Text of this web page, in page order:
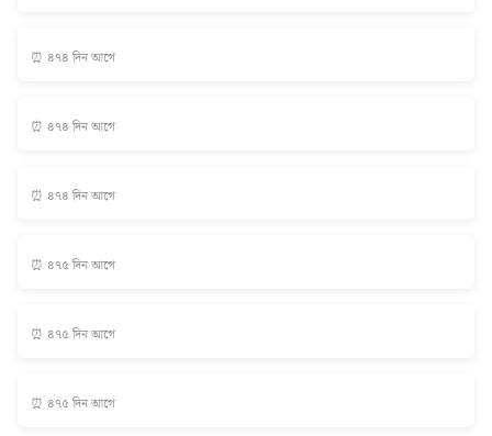
⏰ ৪৭৪ দিন আগে
⏰ ৪৭৪ দিন আগে
⏰ ৪৭৪ দিন আগে
⏰ ৪৭৫ দিন আগে
⏰ ৪৭৫ দিন আগে
⏰ ৪৭৫ দিন আগে